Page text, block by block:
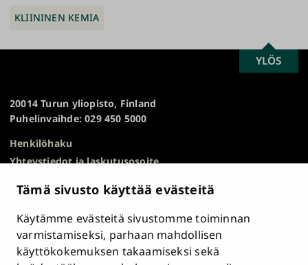
Tämä sivusto käyttää evästeitä
Käytämme evästeitä sivustomme toiminnan
varmistamiseksi, parhaan mahdollisen
käyttökokemuksen takaamiseksi sekä
KLIININEN KEMIA
20014 Turun yliopisto, Finland
Puhelinvaihde: 029 450 5000
Henkilöhaku
Yhteystiedot ja laskutusosoite
HR Excellence in Research
Tietosuojailmoitus
Asiakirjajulkisuuskuvaus ja tietopyynnöt
Väärinkäytösepäilyt
SCROLL
TO
YLÖS